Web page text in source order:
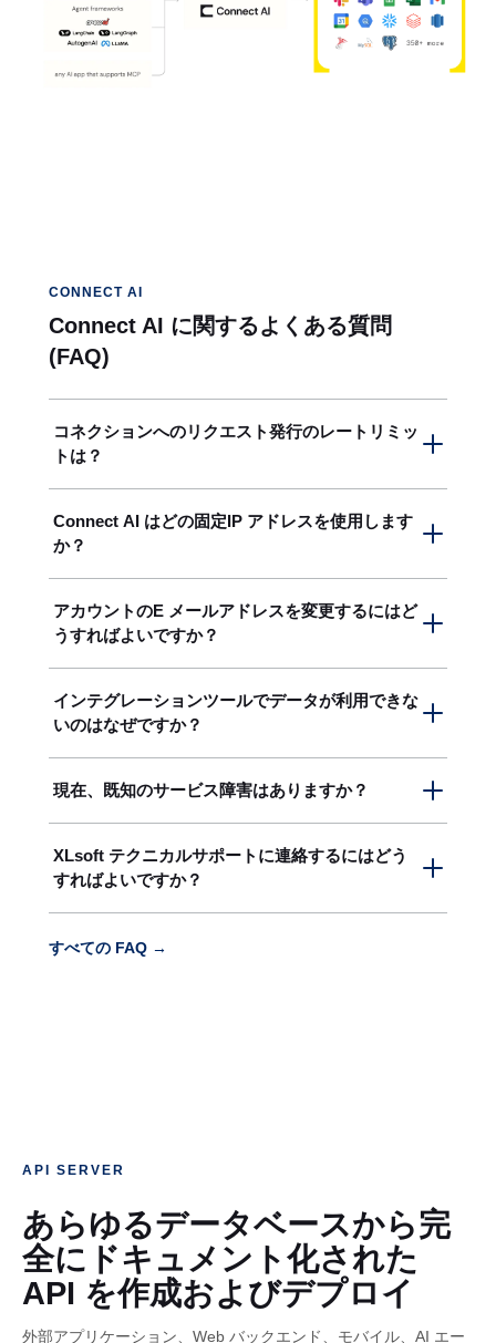
CONNECT AI
Connect AI に関するよくある質問
(FAQ)
コネクションへのリクエスト発行のレートリミッ
トは？
ユーザーあたり毎分 100 リクエスト、メタデータク
エリではユーザーあたり毎分 500 リクエストです。
め、あるユーザーがあるコネクションに対して 1 分
間に 70 リクエストを発行した場合、そのユーザー
は同じ 1 分間に別のコネクションに対して残りの 30
リクエストのみ発行できます。 応答時間が過度に長
いリクエストはタイムアウトになる可能性があるこ
とに注意してください。リクエストがタイムアウト
した場合は、クエリを絞り込んで実行時間を短縮し
てください。
Connect AI はどの固定IP アドレスを使用します
か？
部データソースと通信します。データに確実にアク
セスできるようにするには、データソースでこれら
があります。以下のテーブルは、IP アドレスのリス
トです。
IP Addresses
IP Addresses (Range)
52.224.0.160/28
52.224.0.160 -
4.154.117.160/28
アカウントのE メールアドレスを変更するにはど
うすればよいですか？
は、 Settings
ページ（右上の歯車アイコン）に移動
し、Account タブを選択して、
こに設定されたアドレスは、 アカウント関連の通知
の送信先となります。ログイン用のE メールアドレ
スとは異なりますので注意してください。ログイン
用の E メールアドレスを変更するには、
ペ
ージに移動し、Profileタブを選択して、LoginのE
メールアドレスを編集します。変更内容を保存しま
インテグレーションツールでデータが利用できな
いのはなぜですか？
らデータにアクセスできることを確認してくださ
い。アクセスできない場合は、データソースへの接
続に問題がある可能性があります。 コネクションの
詳細を確認し、接続の権限が正しく設定されている
ことを確認してください。Data Explorer でデータに
アクセスできる場合は、 インテグレーションツール
現在、既知のサービス障害はありますか？
ンサービスの現在のステータスおよびインシデント
の履歴を確認できます。
XLsoft テクニカルサポートに連絡するにはどう
すればよいですか？
より、弊社テクニカルサポートチームにメッセージ
すべての FAQ →
API SERVER
あらゆるデータベースから完
全にドキュメント化された
API を作成およびデプロイ
外部アプリケーション、Web バックエンド、モバイル、AI エー